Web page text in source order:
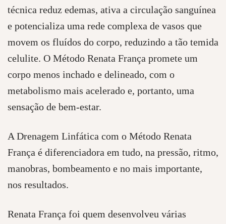
técnica reduz edemas, ativa a circulação sanguínea
e potencializa uma rede complexa de vasos que
movem os fluídos do corpo, reduzindo a tão temida
celulite. O Método Renata França promete um
corpo menos inchado e delineado, com o
metabolismo mais acelerado e, portanto, uma
sensação de bem-estar.
A Drenagem Linfática com o Método Renata
França é diferenciadora em tudo, na pressão, ritmo,
manobras, bombeamento e no mais importante,
nos resultados.
Renata França foi quem desenvolveu várias